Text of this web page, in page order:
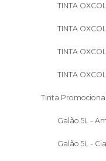
TINTA
TINTA
TINTA
TINTA
Tinta Promocional
Galão 5L -
Galão 5L -